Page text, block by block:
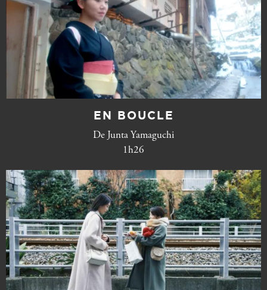
EN BOUCLE
De Junta Yamaguchi
1h26